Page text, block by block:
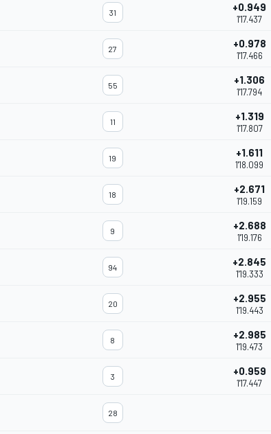
31 +0.949
1'17.437
27 +0.978
1'17.466
55 +1.306
1'17.794
11 +1.319
1'17.807
19 +1.611
1'18.099
18 +2.671
1'19.159
9 +2.688
1'19.176
94 +2.845
1'19.333
20 +2.955
1'19.443
8 +2.985
1'19.473
3 +0.959
1'17.447
28